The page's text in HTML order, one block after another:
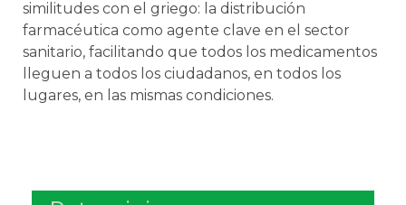
similitudes con el griego: la distribución
farmacéutica como agente clave en el sector
sanitario, facilitando que todos los medicamentos
lleguen a todos los ciudadanos, en todos los
lugares, en las mismas condiciones.